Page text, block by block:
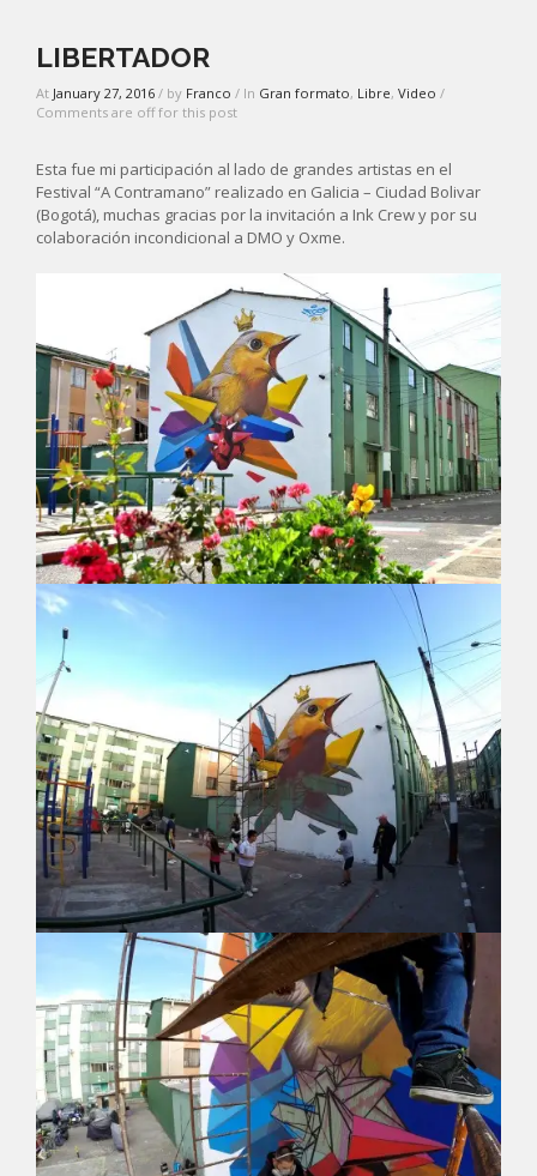
LIBERTADOR
At January 27, 2016 / by Franco / In Gran formato, Libre, Video /
Comments are off for this post
Esta fue mi participación al lado de grandes artistas en el
Festival “A Contramano” realizado en Galicia – Ciudad Bolivar
(Bogotá), muchas gracias por la invitación a Ink Crew y por su
colaboración incondicional a DMO y Oxme.